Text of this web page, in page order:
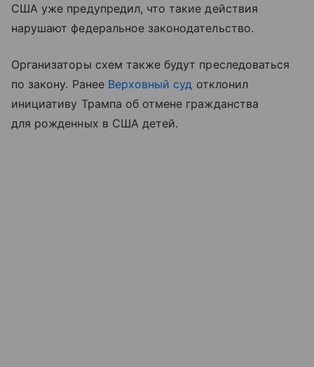
США уже предупредил, что такие действия
нарушают федеральное законодательство.
Организаторы схем также будут преследоваться
по закону. Ранее Верховный суд отклонил
инициативу Трампа об отмене гражданства
для рожденных в США детей.